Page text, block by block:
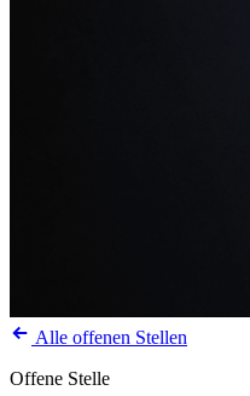
Alle offenen Stellen
Offene Stelle